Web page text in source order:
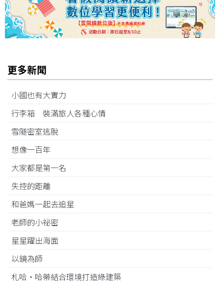
更多新聞
小國也有大實力
行李箱 裝滿旅人各種心情
雪隧密室逃脫
想像一百年
大家都是第一名
失控的距離
和爸媽一起去追星
老師的小祕密
星星躍出海面
以鏡為師
札哈‧哈蒂結合環境打造綠建築